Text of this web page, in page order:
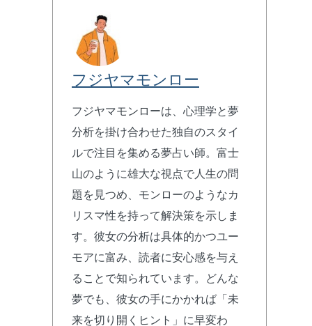
フジヤマモンロー
フジヤマモンローは、心理学と夢
分析を掛け合わせた独自のスタイ
ルで注目を集める夢占い師。富士
山のように雄大な視点で人生の問
題を見つめ、モンローのようなカ
リスマ性を持って解決策を示しま
す。彼女の分析は具体的かつユー
モアに富み、読者に安心感を与え
ることで知られています。どんな
夢でも、彼女の手にかかれば「未
来を切り開くヒント」に早変わ